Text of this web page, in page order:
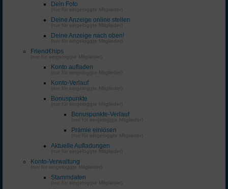
Dein Foto
(nur für eingeloggte Mitglieder)
Deine Anzeige online stellen
(nur für eingeloggte Mitglieder)
Deine Anzeige nach oben!
(nur für eingeloggte Mitglieder)
Friend€hips
(nur für eingeloggte Mitglieder)
Konto aufladen
(nur für eingeloggte Mitglieder)
Konto-Verlauf
(nur für eingeloggte Mitglieder)
Bonuspunkte
(nur für eingeloggte Mitglieder)
Bonuspunkte-Verlauf
(nur für eingeloggte Mitglieder)
Prämie einlösen
(nur für eingeloggte Mitglieder)
Aktuelle Aufladungen
(nur für eingeloggte Mitglieder)
Konto-Verwaltung
(nur für eingeloggte Mitglieder)
Stammdaten
(nur für eingeloggte Mitglieder)